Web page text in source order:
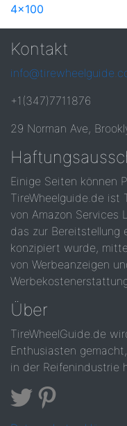
4x100
Kontakt
+1(347)7711876
29 Norman Ave,
Einige Seiten können
TireWheelguide.de ist
von Amazon Services
das zur Bereitstellung
konzipiert wurde,
von Werbeanzeigen
Über
TireWheelGuide.de
Enthusiasten
in der Reifenindustrie